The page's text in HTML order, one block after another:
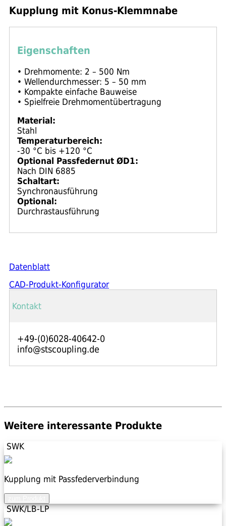
Kupplung mit Konus-Klemmnabe
Eigenschaften
• Drehmomente: 2 – 500 Nm
• Wellendurchmesser: 5 – 50 mm
• Kompakte einfache Bauweise
• Spielfreie Drehmomentübertragung
Material:
Stahl
Temperaturbereich:
-30 °C bis +120 °C
Optional Passfedernut ØD1:
Nach DIN 6885
Schaltart:
Synchronausführung
Optional:
Durchrastausführung
Datenblatt
CAD-Produkt-Konfigurator
Kontakt
+49-(0)6028-40642-0
info@stscoupling.de
Weitere interessante Produkte
SWK
Kupplung mit Passfederverbindung
SWK/LB-LP